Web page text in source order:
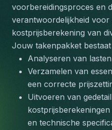
voorbereidingsproces en
verantwoordelijkheid voor
kostprijsberekening van
Jouw takenpakket bestaat
Analyseren van
Verzamelen van
een correcte
Uitvoeren van
en technische